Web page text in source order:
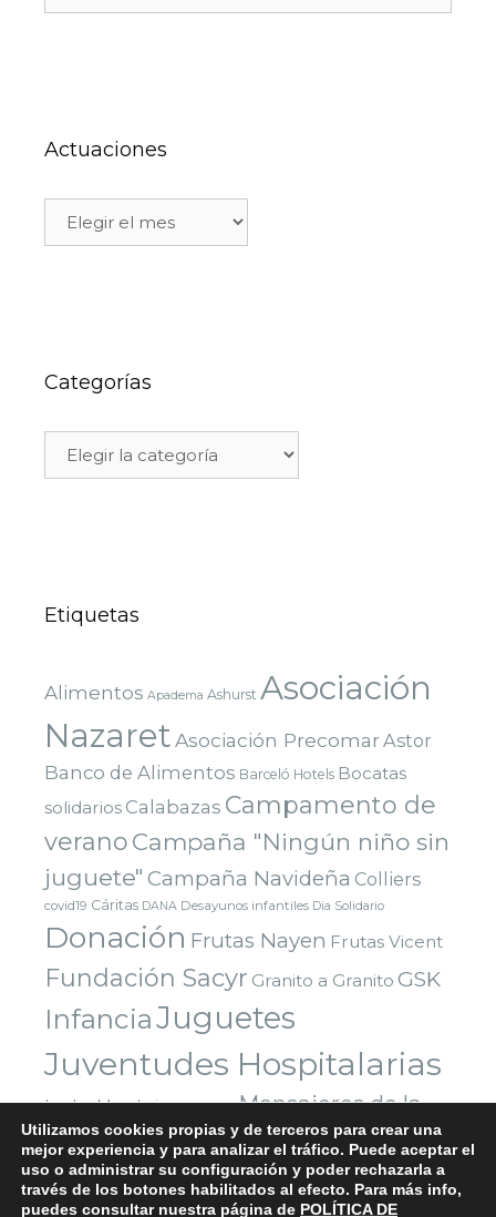
Actuaciones
Categorías
Etiquetas
Alimentos Apadema Ashurst Asociación
NazaretAsociación PrecomarAstor
Banco de Alimentos Barceló Hotels Bocatas
solidarios Calabazas Campamento de
verano Campaña "Ningún niño sin
juguete" Campaña Navideña Colliers
covid19 Cáritas DANA Desayunos infantiles Dia Solidario
Donación Frutas Nayen Frutas Vicent
Fundación Sacyr Granito a Granito GSK
InfanciaJuguetes
Juventudes Hospitalarias
LecheMandarinas Manises Mensajeros de la
Paz Montealto Navidad Nazaret Paradigma Digital
Parla Premio Red Solidaria Bankia Reyes Magos
Sorteo Valencia VoluntariosVuelta al cole Yuncos
Utilizamos cookies propias y de terceros para crear una
mejor experiencia y para analizar el tráfico. Puede aceptar el
uso o administrar su configuración y poder rechazarla a
través de los botones habilitados al efecto. Para más info,
puedes consultar nuestra página de POLÍTICA DE